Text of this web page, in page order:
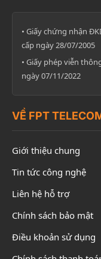
• Giấy chứng nhận
cấp ngày 28/07/2005
• Giấy phép viễn
ngày 07/11/2022
VỀ FPT
Giới thiệu chung
Tin tức công nghệ
Liên hệ hỗ trợ
Chính sách bảo mật
Điều khoản sử dụng